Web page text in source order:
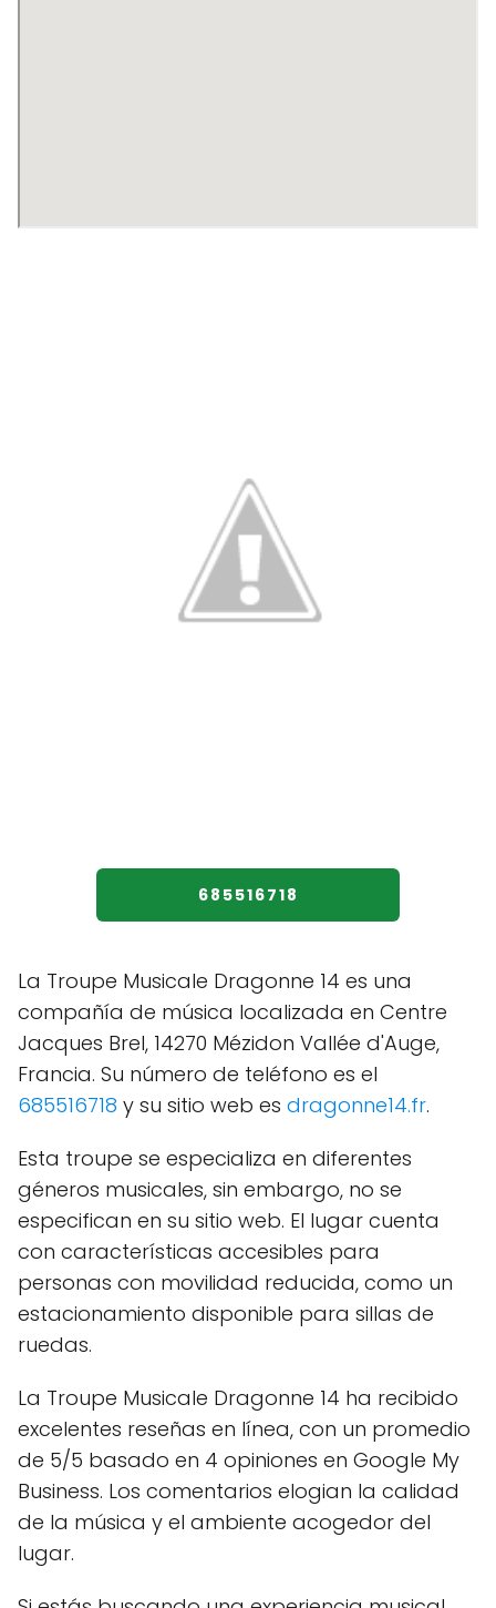
685516718
La Troupe Musicale Dragonne 14 es una
compañía de música localizada en Centre
Jacques Brel, 14270 Mézidon Vallée d'Auge,
Francia. Su número de teléfono es el
685516718 y su sitio web es dragonne14.fr.
Esta troupe se especializa en diferentes
géneros musicales, sin embargo, no se
especifican en su sitio web. El lugar cuenta
con características accesibles para
personas con movilidad reducida, como un
estacionamiento disponible para sillas de
ruedas.
La Troupe Musicale Dragonne 14 ha recibido
excelentes reseñas en línea, con un promedio
de 5/5 basado en 4 opiniones en Google My
Business. Los comentarios elogian la calidad
de la música y el ambiente acogedor del
lugar.